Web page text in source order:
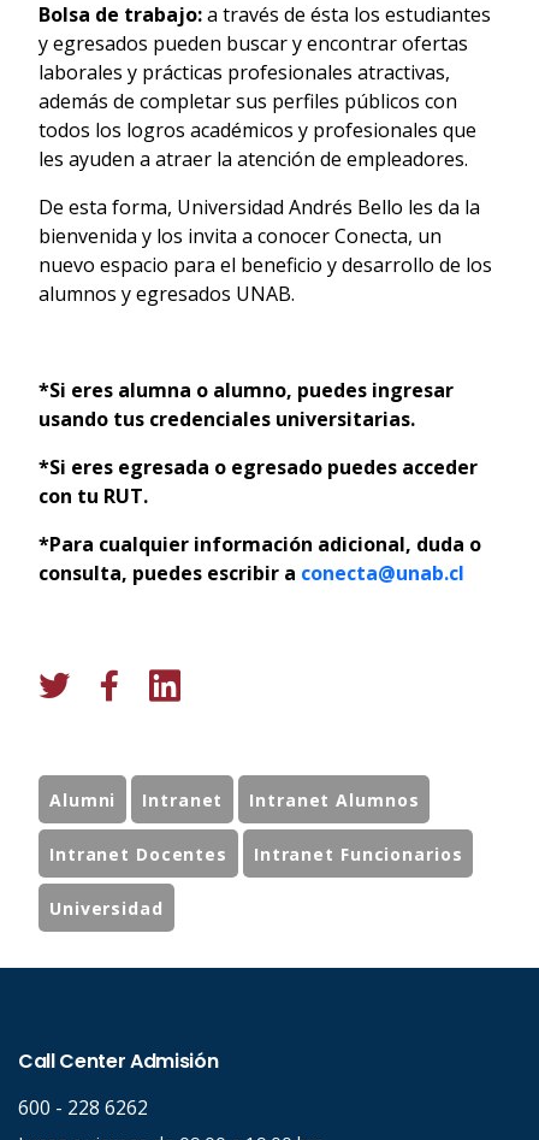
Bolsa de trabajo:a través de ésta los estudiantes
y egresados pueden buscar y encontrar ofertas
laborales y prácticas profesionales atractivas,
además de completar sus perfiles públicos con
todos los logros académicos y profesionales que
les ayuden a atraer la atención de empleadores.
De esta forma, Universidad Andrés Bello les da la
bienvenida y los invita a conocer Conecta, un
nuevo espacio para el beneficio y desarrollo de los
alumnos y egresados UNAB.
*Si eres alumna o alumno, puedes ingresar
usando tus credenciales universitarias.
*Si eres egresada o egresado puedes acceder
con tu RUT.
*Para cualquier información adicional, duda o
consulta, puedes escribir a conecta@unab.cl
Alumni Intranet Intranet Alumnos
Intranet Docentes Intranet Funcionarios
Universidad